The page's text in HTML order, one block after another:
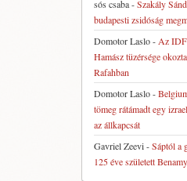
sós csaba-Szakály
budapesti zsidóság
Domotor Laslo- Az
Hamász tüzérsége
Rafahban
Domotor Laslo-
tömeg rátámadt egy
az állkapcsát
Gavriel Zeevi-Sáptól a
125 éve született